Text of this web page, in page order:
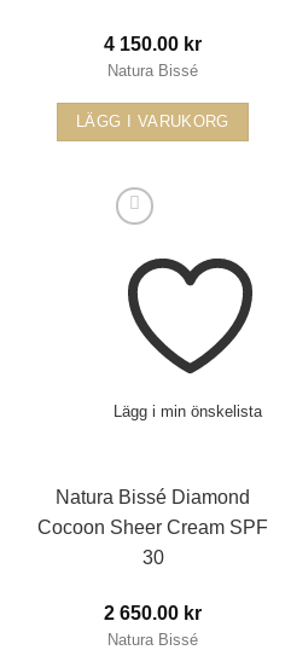
4 150.00 kr
Natura Bissé
LÄGG I VARUKORG
Lägg i min önskelista
Natura Bissé Diamond
Cocoon Sheer Cream SPF
30
2 650.00 kr
Natura Bissé